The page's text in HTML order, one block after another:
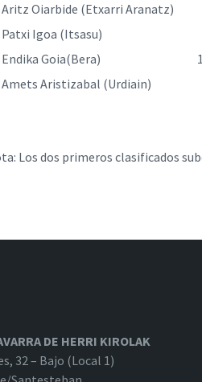
Aritz Oiarbide (Etxarri
Patxi Igoa (Itsasu)
Endika Goia(Bera)
Amets Aristizabal (Urdiain)
Los dos primeros clasificados
DE HERRI KIROLAK
32 – Bajo (Local 1)